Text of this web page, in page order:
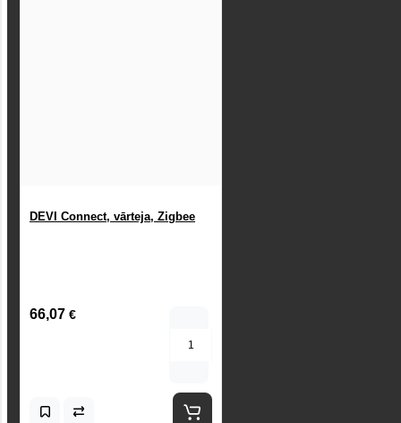
DEVI Connect, vārteja, Zigbee
66,07 €